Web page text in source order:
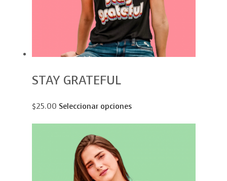
STAY GRATEFUL
$25.00 Seleccionar opciones